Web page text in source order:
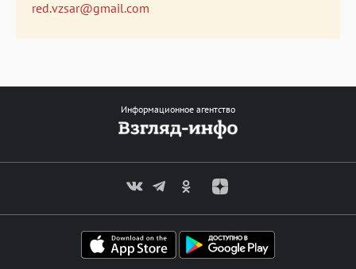
red.vzsar@gmail.com
Информационное агентство